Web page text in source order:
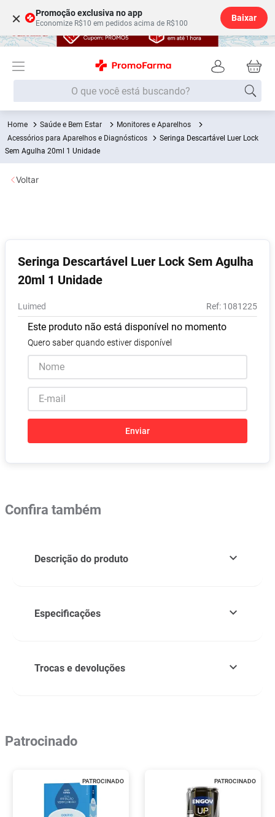
× Promoção exclusiva no app
Economize R$10 em pedidos acima de R$100
Baixar
O que você está buscando?
Saúde e Bem Estar
Monitores e Aparelhos
Acessórios para Aparelhos e Diagnósticos
Seringa Descartável Luer Lock
Sem Agulha 20ml 1 Unidade
Seringa Descartável Luer Lock Sem Agulha
20ml 1 Unidade
Luimed : 1081225
Este produto não está disponível no momento
Quero saber quando estiver disponível
Enviar
Voltar
Confira também
Descrição do produto
Especificações
Trocas e devoluções
Patrocinado
PATROCINADO PATROCINADO
Termos mais buscados
1º Fralda
Desodorante
9º
10º Lavitan